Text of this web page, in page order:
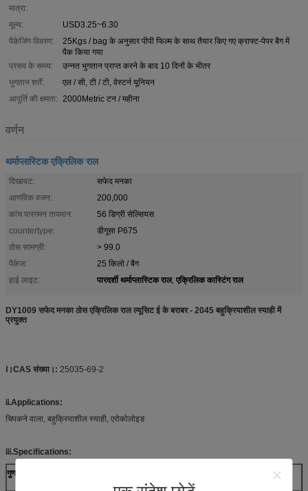
मात्रा:
मूल्य:
USD3.25~6.30
पैकेजिंग विवरण:
25Kgs / bag के अनुसार पीपी फिल्म के साथ तैयार किए गए क्राफ्ट-पेपर बैग में
पैक किया गया
प्रसव के समय:
उन्नत भुगतान प्राप्त करने के बाद 10 दिनों के भीतर
भुगतान शर्तें:
एल / सी, टी / टी, वेस्टर्न यूनियन
आपूर्ति की क्षमता: 2000Metric टन / महीना
वर्णन
थर्माप्लास्टिक एक्रिलिक राल
दिखावट:
सफेद मनका
आणविक वजन:
200,000
कांच पारगमन तापमान:
56 डिग्री सेल्सियस
countertype:
डीगूसा P675
ठोस सामग्री:
> 99.0
पैकेज:
25 किलो / बैग
हाई लाइट:
पारदर्शी थर्माप्लास्टिक राल, एक्रिलिक कास्टिंग राल
DY1009 सफेद मनका ठोस एक्रिलिक राल ल्यूसिट ई के बराबर - 2045 बहुक्रियाशील स्याही में
प्रयुक्त
Ⅰ।CAS संख्या।: 25035-69-2
ⅱ.Applications:
चिपकने वाला, बहुक्रियाशील स्याही, एरोकोलोइड
ⅲ.Specifications:
गुण